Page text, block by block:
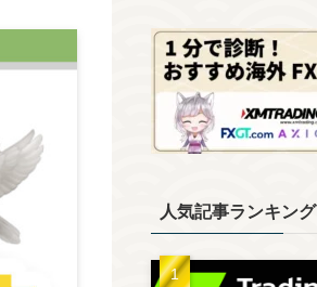
人気記事ランキング